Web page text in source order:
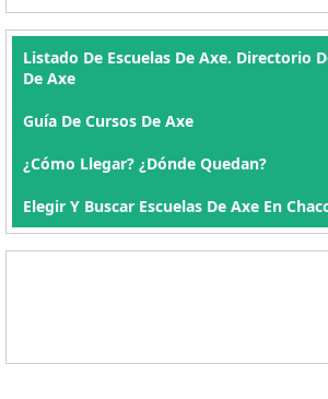
Listado De Escuelas De Axe. Directorio
De Axe
Guía De Cursos De Axe
¿Cómo Llegar? ¿Dónde Quedan?
Elegir Y Buscar Escuelas De Axe En